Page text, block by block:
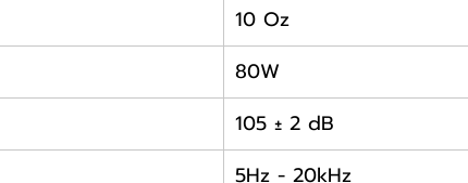
10 Oz
80W
105 ± 2 dB
5Hz - 20kHz